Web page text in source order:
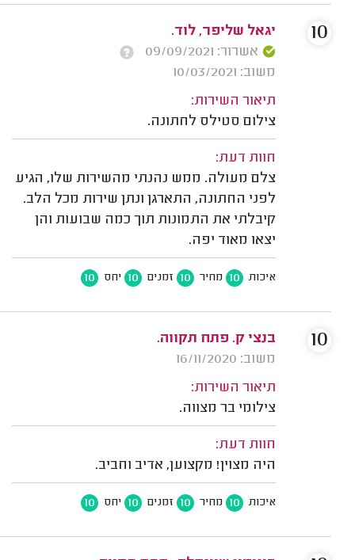
יגאל שליפר, לוד.
אשרור: 09/09/2021
משוב: 10/03/2021
תיאור השירות:
צילום סטילס לחתונה.
חוות דעת:
צלם מעולה. ממש נהנתי מהשירות שלו, הגיע
לפני החתונה, התארגן ונתן שירות מכל הלב.
קיבלתי את התמונות תוך כמה שבועות והן
יצאו מאוד יפה.
איכות 10 מחיר 10 זמנים 10 יחס 10
10
בנצי ק. פתח תקווה.
משוב: 16/11/2020
תיאור השירות:
צילומי בר מצווה.
חוות דעת:
היה מצוין! מקצוען, אדיב וחביב.
איכות 10 מחיר 10 זמנים 10 יחס 10
10